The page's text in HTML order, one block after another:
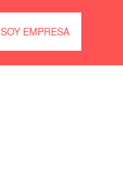
SOY EMPRESA